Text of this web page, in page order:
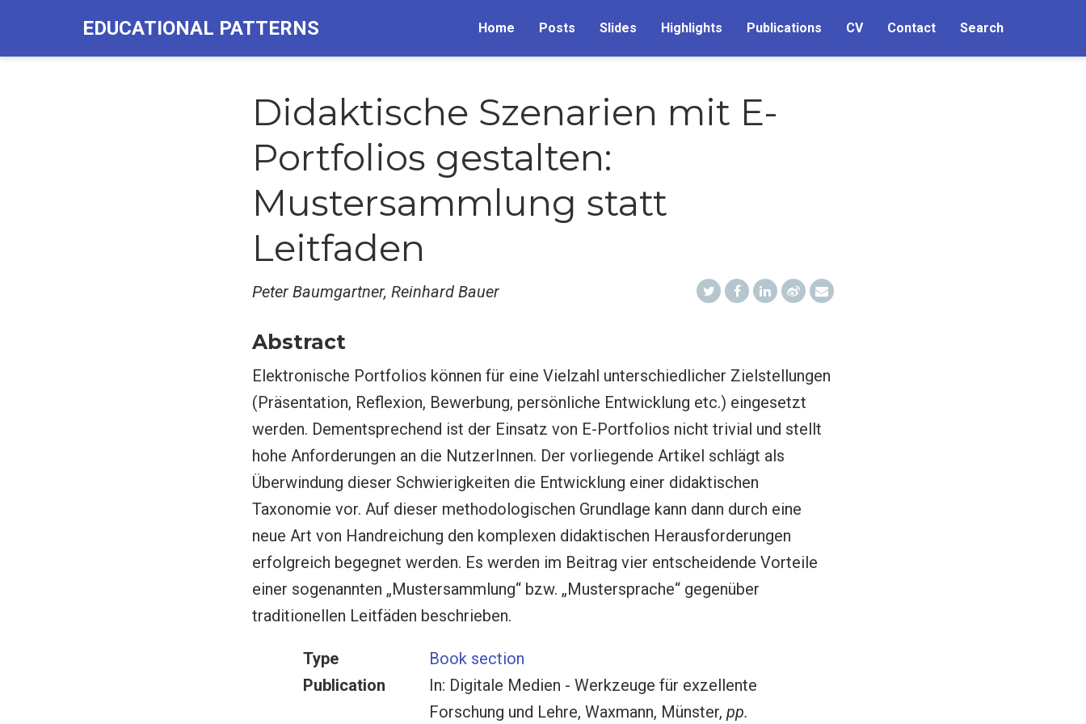
EDUCATIONAL PATTERNS Home Posts Slides Highlights Publications CV Contact Search
Didaktische Szenarien mit E-
Portfolios gestalten:
Mustersammlung statt
Leitfaden
Peter Baumgartner, Reinhard Bauer
Abstract
Elektronische Portfolios können für eine Vielzahl unterschiedlicher Zielstellungen
(Präsentation, Reflexion, Bewerbung, persönliche Entwicklung etc.) eingesetzt
werden. Dementsprechend ist der Einsatz von E-Portfolios nicht trivial und stellt
hohe Anforderungen an die NutzerInnen. Der vorliegende Artikel schlägt als
Überwindung dieser Schwierigkeiten die Entwicklung einer didaktischen
Taxonomie vor. Auf dieser methodologischen Grundlage kann dann durch eine
neue Art von Handreichung den komplexen didaktischen Herausforderungen
erfolgreich begegnet werden. Es werden im Beitrag vier entscheidende Vorteile
einer sogenannten „Mustersammlung“ bzw. „Mustersprache“ gegenüber
traditionellen Leitfäden beschrieben.
Type
Book section
Publication
In: Digitale Medien - Werkzeuge für exzellente
Forschung und Lehre, Waxmann, Münster, pp.